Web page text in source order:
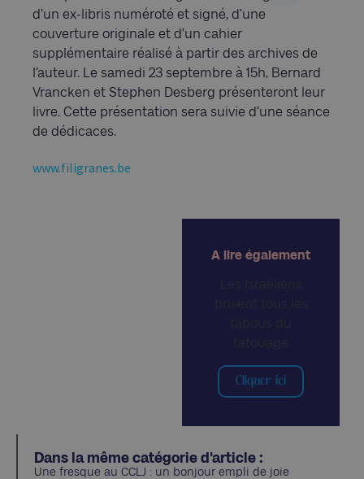
d’un ex-libris numéroté et signé, d’une
couverture originale et d’un cahier
supplémentaire réalisé à partir des archives de
l’auteur. Le samedi 23 septembre à 15h, Bernard
Vrancken et Stephen Desberg présenteront leur
livre. Cette présentation sera suivie d’une séance
de dédicaces.
www.filigranes.be
A lire également
Cliquer ici
Dans la même catégorie d'article :
Une fresque au CCLJ : un bonjour empli de joie